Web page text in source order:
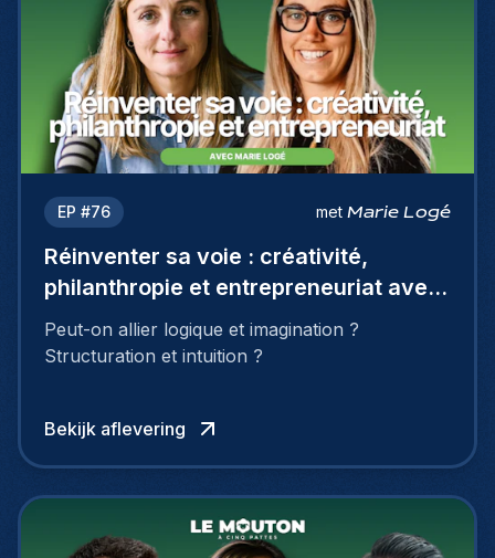
EP #76 met Marie Logé
Réinventer sa voie : créativité,
philanthropie et entrepreneuriat avec
Marie Logé
Peut-on allier logique et imagination ?
Structuration et intuition ?
Bekijk aflevering